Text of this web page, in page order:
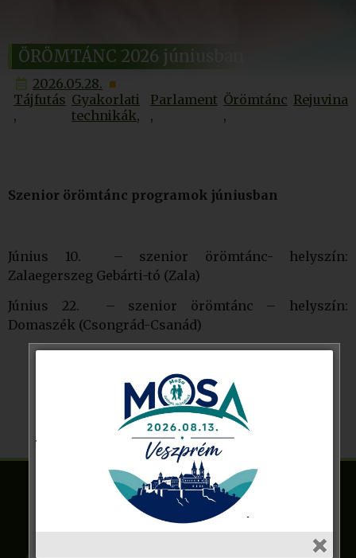
ÖRÖMTÁNC 2026 júniusban
2026.05.28.
Tájfutás Gyakorlati
technikák
Parlament Örömtánc Rejuvina
Szenior örömtánc programok júniusban
Június 10. – szenior örömtánc- helyszín:
Zalaegerszeg Gebárti-tó (Zala)
Június 22. – szenior örömtánc – helyszín:
Domaszék (Csongrád-Csanád)